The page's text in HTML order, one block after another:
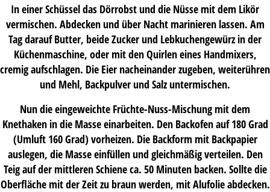
In einer Schüssel das Dörrobst und die Nüsse mit dem Likör
vermischen. Abdecken und über Nacht marinieren lassen. Am
Tag darauf Butter, beide Zucker und Lebkuchengewürz in der
Küchenmaschine, oder mit den Quirlen eines Handmixers,
cremig aufschlagen. Die Eier nacheinander zugeben, weiterühren
und Mehl, Backpulver und Salz untermischen.
Nun die eingeweichte Früchte-Nuss-Mischung mit dem
Knethaken in die Masse einarbeiten. Den Backofen auf 180 Grad
(Umluft 160 Grad) vorheizen. Die Backform mit Backpapier
auslegen, die Masse einfüllen und gleichmäßig verteilen. Den
Teig auf der mittleren Schiene ca. 50 Minuten backen. Sollte die
Oberfläche mit der Zeit zu braun werden, mit Alufolie abdecken.